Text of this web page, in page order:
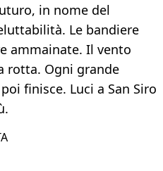
in nome del
Le bandiere
ammainate. Il vento
rotta. Ogni grande
finisce. Luci a San Siro